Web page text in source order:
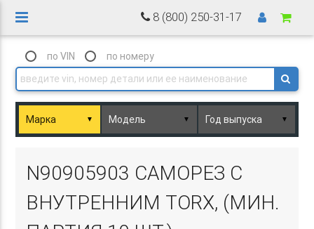
8 (800) 250-31-17
по VIN по номеру
▼ ▼ ▼
N90905903 САМОРЕЗ С
ВНУТРЕННИМ TORX, (МИН.